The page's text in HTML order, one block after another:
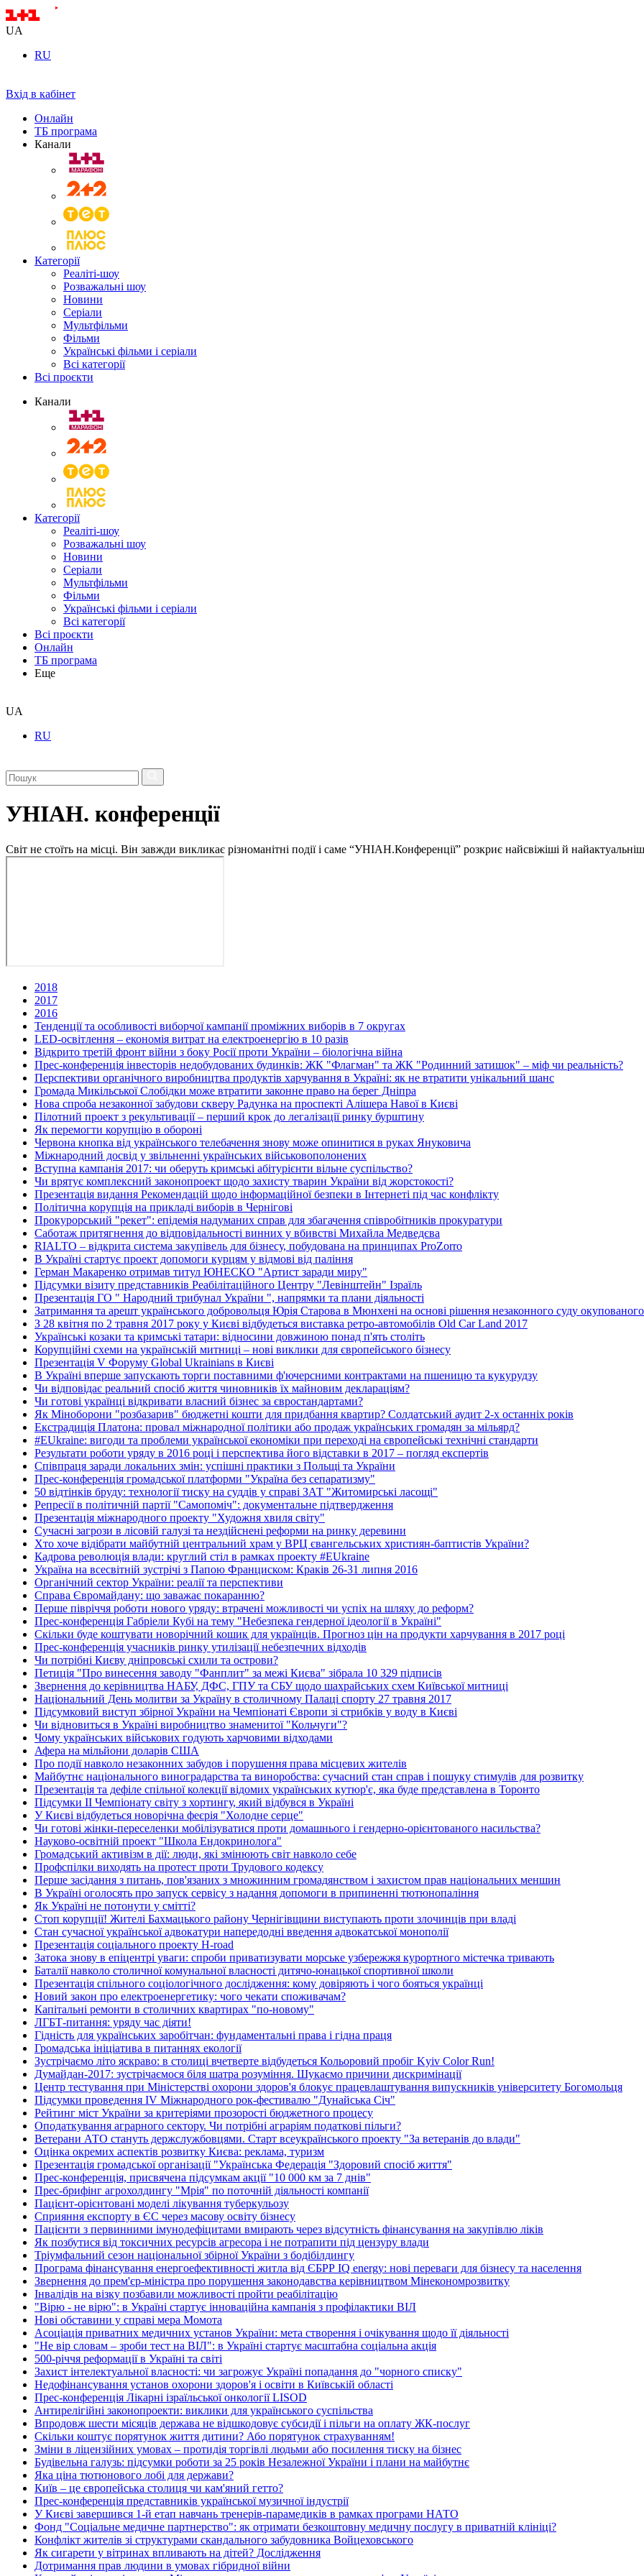
UA
RU
Вхід в кабінет
Онлайн
ТБ програма
Канали
Категорії
Реаліті-шоу
Розважальні шоу
Новини
Серіали
Мультфільми
Фільми
Українські фільми і серіали
Всі категорії
Всі проєкти
Канали
Категорії
Реаліті-шоу
Розважальні шоу
Новини
Серіали
Мультфільми
Фільми
Українські фільми і серіали
Всі категорії
Всі проєкти
Онлайн
ТБ програма
Еще
UA
RU
УНІАН. конференції
Світ не стоїть на місці. Він завжди викликає різноманітні події і саме “УНІАН.Конференції” розкриє найсвіжіші й
2018
2017
2016
Тенденції та особливості виборчої кампанії проміжних виборів в 7 округах
LED-освітлення – економія витрат на електроенергію в 10 разів
Відкрито третій фронт війни з боку Росії проти України – біологічна війна
Прес-конференція інвесторів недобудованих будинків: ЖК "Флагман" та ЖК "Родинний затишок" – міф чи реальність?
Перспективи органічного виробництва продуктів харчування в Україні: як не втратити унікальний шанс
Громада Микільської Слобідки може втратити законне право на берег Дніпра
Нова спроба незаконної забудови скверу Радунка на проспекті Алішера Навої в Києві
Пілотний проект з рекультивації – перший крок до легалізації ринку бурштину
Як перемогти корупцію в обороні
Червона кнопка від українського телебачення знову може опинитися в руках Януковича
Міжнародний досвід у звільненні українських військовополонених
Вступна кампанія 2017: чи оберуть кримські абітурієнти вільне суспільство?
Чи врятує комплексний законопроект щодо захисту тварин України від жорстокості?
Презентація видання Рекомендацій щодо інформаційної безпеки в Інтернеті під час конфлікту
Політична корупція на прикладі виборів в Чернігові
Прокурорський "рекет": епідемія надуманих справ для збагачення співробітників прокуратури
Саботаж притягнення до відповідальності винних у вбивстві Михайла Медведєва
RIALTO – відкрита система закупівель для бізнесу, побудована на принципах ProZorro
В Україні стартує проект допомоги курцям у відмові від паління
Герман Макаренко отримав титул ЮНЕСКО "Артист заради миру"
Підсумки візиту представників Реабілітаційного Центру "Левінштейн" Ізраїль
Презентація ГО " Народний трибунал України ", напрямки та плани діяльності
Затримання та арешт українського добровольця Юрія Старова в Мюнхені на основі рішення незаконного суду
З 28 квітня по 2 травня 2017 року у Києві відбудеться виставка ретро-автомобілів Old Car Land 2017
Українські козаки та кримські татари: відносини довжиною понад п'ять століть
Корупційні схеми на українській митниці – нові виклики для європейського бізнесу
Презентація V Форуму Global Ukrainians в Києві
В Україні вперше запускають торги поставними ф'ючерсними контрактами на пшеницю та кукурудзу
Чи відповідає реальний спосіб життя чиновників їх майновим деклараціям?
Чи готові українці відкривати власний бізнес за євростандартами?
Як Міноборони "розбазарив" бюджетні кошти для придбання квартир? Солдатський аудит 2-х останніх років
Екстрадиція Платона: провал міжнародної політики або продаж українських громадян за мільярд?
#EUkraine: вигоди та проблеми української економіки при переході на європейські технічні стандарти
Результати роботи уряду в 2016 році і перспектива його відставки в 2017 – погляд експертів
Співпраця заради локальних змін: успішні практики з Польщі та України
Прес-конференція громадської платформи "Україна без сепаратизму"
50 відтінків бруду: технології тиску на суддів у справі ЗАТ "Житомирські ласощі"
Репресії в політичній партії "Самопоміч": документальне підтвердження
Презентація міжнародного проекту "Художня хвиля світу"
Сучасні загрози в лісовій галузі та нездійснені реформи на ринку деревини
Хто хоче відібрати майбутній центральний храм у ВРЦ євангельських християн-баптистів України?
Кадрова революція влади: круглий стіл в рамках проекту #EUkraine
Україна на всесвітній зустрічі з Папою Франциском: Краків 26-31 липня 2016
Органічний сектор України: реалії та перспективи
Справа Євромайдану: що заважає покаранню?
Перше півріччя роботи нового уряду: втрачені можливості чи успіх на шляху до реформ?
Прес-конференція Габріели Кубі на тему "Небезпека гендерної ідеології в Україні"
Скільки буде коштувати новорічний кошик для українців. Прогноз цін на продукти харчування в 2017 році
Прес-конференція учасників ринку утилізації небезпечних відходів
Чи потрібні Києву дніпровські схили та острови?
Петиція "Про винесення заводу "Фанплит" за межі Києва" зібрала 10 329 підписів
Звернення до керівництва НАБУ, ДФС, ГПУ та СБУ щодо шахрайських схем Київської митниці
Національний День молитви за Україну в столичному Палаці спорту 27 травня 2017
Підсумковий виступ збірної України на Чемпіонаті Європи зі стрибків у воду в Києві
Чи відновиться в Україні виробництво знаменитої "Кольчуги"?
Чому українських військових годують харчовими відходами
Афера на мільйони доларів США
Про події навколо незаконних забудов і порушення права місцевих жителів
Майбутнє національного виноградарства та виноробства: сучасний стан справ і пошуку стимулів для розвитку
Презентація та дефіле спільної колекції відомих українських кутюр'є, яка буде представлена в Торонто
Підсумки ІІ Чемпіонату світу з хортингу, який відбувся в Україні
У Києві відбудеться новорічна феєрія "Холодне серце"
Чи готові жінки-переселенки мобілізуватися проти домашнього і гендерно-орієнтованого насильства?
Науково-освітній проект "Школа Ендокринолога"
Громадський активізм в дії: люди, які змінюють світ навколо себе
Профспілки виходять на протест проти Трудового кодексу
Перше засідання з питань, пов'язаних з множинним громадянством і захистом прав національних меншин
В Україні оголосять про запуск сервісу з надання допомоги в припиненні тютюнопаління
Як Україні не потонути у смітті?
Стоп корупції! Жителі Бахмацького району Чернігівщини виступають проти злочинців при владі
Стан сучасної української адвокатури напередодні введення адвокатської монополії
Презентація соціального проекту H-road
Затока знову в епіцентрі уваги: спроби приватизувати морське узбережжя курортного містечка тривають
Баталії навколо столичної комунальної власності дитячо-юнацької спортивної школи
Презентація спільного соціологічного дослідження: кому довіряють і чого бояться українці
Новий закон про електроенергетику: чого чекати споживачам?
Капітальні ремонти в столичних квартирах "по-новому"
ЛГБТ-питання: уряду час діяти!
Гідність для українських заробітчан: фундаментальні права і гідна праця
Громадська ініціатива в питаннях екології
Зустрічаємо літо яскраво: в столиці вчетверте відбудеться Кольоровий пробіг Kyiv Color Run!
Думайдан-2017: зустрічаємося біля шатра розуміння. Шукаємо причини дискримінації
Центр тестування при Міністерстві охорони здоров'я блокує працевлаштування випускників університету Богомольця
Підсумки проведення IV Міжнародного рок-фестивалю "Дунайська Січ"
Рейтинг міст України за критеріями прозорості бюджетного процесу
Оподаткування аграрного сектору. Чи потрібні аграріям податкові пільги?
Ветерани АТО стануть держслужбовцями. Старт всеукраїнського проекту "За ветеранів до влади"
Оцінка окремих аспектів розвитку Києва: реклама, туризм
Презентація громадської організації "Українська Федерація "Здоровий спосіб життя"
Прес-конференція, присвячена підсумкам акції "10 000 км за 7 днів"
Прес-брифінг агрохолдингу "Мрія" по поточній діяльності компанії
Пацієнт-орієнтовані моделі лікування туберкульозу
Сприяння експорту в ЄС через масову освіту бізнесу
Пацієнти з первинними імунодефіцитами вмирають через відсутність фінансування на закупівлю ліків
Як позбутися від токсичних ресурсів агресора і не потрапити під цензуру влади
Тріумфальний сезон національної збірної України з бодібілдингу
Програма фінансування енергоефективності житла від ЄБРР IQ energy: нові переваги для бізнесу та населення
Звернення до прем'єр-міністра про порушення законодавства керівництвом Мінекономрозвитку
Інвалідів на візку позбавили можливості пройти реабілітацію
"Вірю - не вірю": в Україні стартує інноваційна кампанія з профілактики ВІЛ
Нові обставини у справі мера Момота
Асоціація приватних медичних установ України: мета створення і очікування щодо її діяльності
"Не вір словам – зроби тест на ВІЛ": в Україні стартує масштабна соціальна акція
500-річчя реформації в Україні та світі
Захист інтелектуальної власності: чи загрожує Україні попадання до "чорного списку"
Недофінансування установ охорони здоров'я і освіти в Київській області
Прес-конференція Лікарні ізраїльської онкології LISOD
Антирелігійні законопроекти: виклики для українського суспільства
Впродовж шести місяців держава не відшкодовує субсидії і пільги на оплату ЖК-послуг
Скільки коштує порятунок життя дитини? Або порятунок страхуванням!
Зміни в ліцензійних умовах – протидія торгівлі людьми або посилення тиску на бізнес
Будівельна галузь: підсумки роботи за 25 років Незалежної України і плани на майбутнє
Яка ціна тютюнового лобі для держави?
Київ – це європейська столиця чи кам'яний гетто?
Прес-конференція представників української музичної індустрії
У Києві завершився 1-й етап навчань тренерів-парамедиків в рамках програми НАТО
Фонд "Соціальне медичне партнерство": як отримати безкоштовну медичну послугу в приватній клініці?
Конфлікт жителів зі структурами скандального забудовника Войцеховського
Як сигарети у вітринах впливають на дітей? Дослідження
Дотримання прав людини в умовах гібридної війни